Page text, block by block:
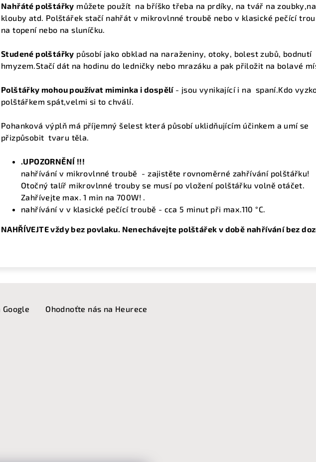
Nahřáté polštářky můžete použít na bříško třeba na prdíky, na tvář na zoubky,na
klouby atd. Polštářek stačí nahřát v mikrovlnné troubě nebo v klasické pečící
na topení nebo na sluníčku.
Studené polštářky působí jako obklad na naraženiny, otoky, bolest zubů, bodnutí
hmyzem.Stačí dát na hodinu do ledničky nebo mrazáku a pak přiložit na bolavé
Polštářky mohou používat miminka i dospělí- jsou vynikající i na spaní.Kdo
polštářkem spát,velmi si to chválí.
Pohanková výplň má příjemný šelest která působí uklidňujícím účinkem a umí se
přizpůsobit tvaru těla.
.UPOZORNĚNÍ !!!
nahřívání v mikrovlnné troubě - zajistěte rovnoměrné zahřívání polštářku!
Otočný talíř mikrovlnné trouby se musí po vložení polštářku volně otáčet.
Zahřívejte max. 1 min na 700W! .
nahřívání v v klasické pečící troubě - cca 5 minut při max.110 °C.
NAHŘÍVEJTE vždy bez povlaku. Nenechávejte polštářek v době nahřívání bez
Google Ohodnoťte nás na Heurece